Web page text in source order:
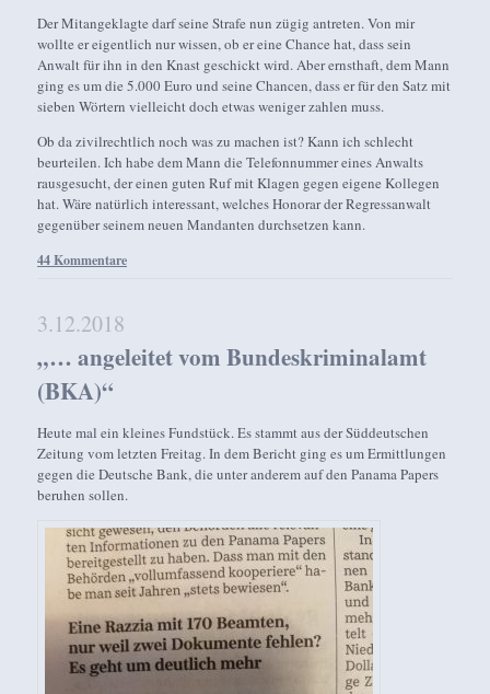
Der Mitangeklagte darf seine Strafe nun zügig antreten. Von mir
wollte er eigentlich nur wissen, ob er eine Chance hat, dass sein
Anwalt für ihn in den Knast geschickt wird. Aber ernsthaft, dem Mann
ging es um die 5.000 Euro und seine Chancen, dass er für den Satz mit
sieben Wörtern vielleicht doch etwas weniger zahlen muss.
Ob da zivilrechtlich noch was zu machen ist? Kann ich schlecht
beurteilen. Ich habe dem Mann die Telefonnummer eines Anwalts
rausgesucht, der einen guten Ruf mit Klagen gegen eigene Kollegen
hat. Wäre natürlich interessant, welches Honorar der Regressanwalt
gegenüber seinem neuen Mandanten durchsetzen kann.
44 Kommentare
3.12.2018
„… angeleitet vom Bundeskriminalamt
(BKA)“
Heute mal ein kleines Fundstück. Es stammt aus der Süddeutschen
Zeitung vom letzten Freitag. In dem Bericht ging es um Ermittlungen
gegen die Deutsche Bank, die unter anderem auf den Panama Papers
beruhen sollen.